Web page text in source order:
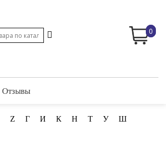
0
Отзывы
Z Г И К Н Т У Ш